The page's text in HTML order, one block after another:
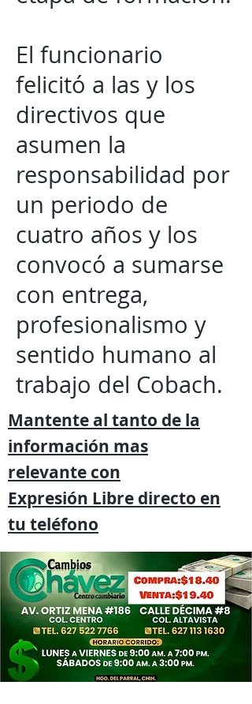
El funcionario
felicitó a las y los
directivos que
asumen la
responsabilidad por
un periodo de
cuatro años y los
convocó a sumarse
con entrega,
profesionalismo y
sentido humano al
trabajo del Cobach.
Mantente al tanto de la
información mas
relevante con
Expresión Libre directo en
tu teléfono